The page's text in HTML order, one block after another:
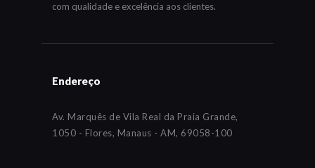
com qualidade e excelência aos clientes.
Endereço
Av. Marquês de Vila Real da Praia Grande,
1050 - Flores, Manaus - AM, 69058-100